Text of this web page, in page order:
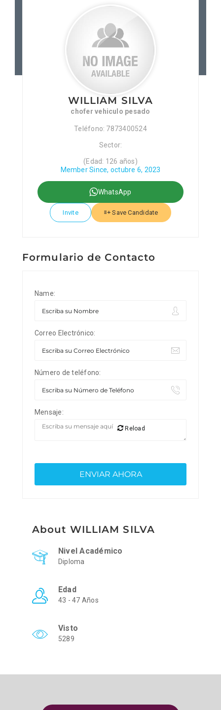
Junta Local Desarrollo
Adiestramientos
Eventos
Contacto
WILLIAM SILVA
chofer vehiculo pesado
Teléfono: 7873400524
Sector:
(Edad: 126 años)
Member Since, octubre 6, 2023
WhatsApp
Invite Save Candidate
Formulario de Contacto
Name:
Correo Electrónico:
Número de teléfono:
Mensaje:
Reload
About WILLIAM SILVA
Nivel Académico
Diploma
Edad
43 - 47 Años
Visto
5289